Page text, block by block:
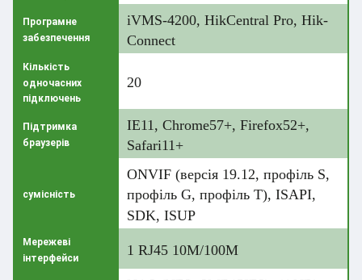
Програмне
забезпечення
iVMS-4200, HikCentral Pro, Hik-
Connect
Кількість
одночасних
підключень
20
Підтримка
браузерів
IE11, Chrome57+, Firefox52+,
Safari11+
сумісність
ONVIF (версія 19.12, профіль S,
профіль G, профіль T), ISAPI,
SDK, ISUP
Мережеві
інтерфейси
1 RJ45 10M/100M